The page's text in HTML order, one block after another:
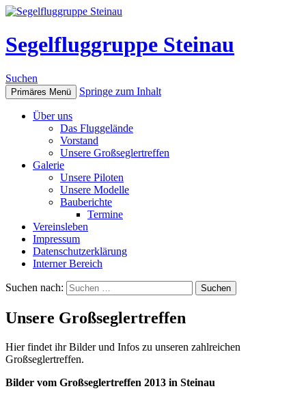
Segelfluggruppe Steinau
Suchen
Primäres Menü Springe zum Inhalt
Über uns
Das Fluggelände
Vorstand
Unsere Großseglertreffen
Galerie
Unsere Piloten
Unsere Modelle
Bauberichte
Termine
Vereinsleben
Impressum
Datenschutzerklärung
Interner Bereich
Suchen nach:
Unsere Großseglertreffen
Hier findet ihr Bilder und Infos zu unseren zahlreichen
Großseglertreffen.
Bilder vom Großseglertreffen 2013 in Steinau